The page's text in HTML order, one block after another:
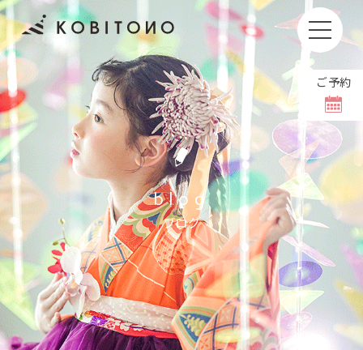
ご予約
お子さまの撮影もしくはお着付けやヘアセットをキャン
セルされる場合、キャンセル料をいただいております。
撮影日の1週間前〜前日
11,000円(税込)
当日
36,000円(税込)
撮影日のご変更は【8日前まで】無料でホームペ
ージより可能です。
当日の体調不良などで変更される場合には、お手
数ですがお電話にてご連絡をお願いいたします。
＼ お問い合わせは公式LINEから ／
blog
ブログ